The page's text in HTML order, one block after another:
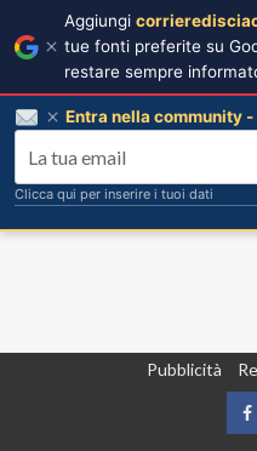
Pubblicità
Aggiungi
tue fonti preferite su
restare sempre
Entra nella community
Clicca qui per inserire i tuoi dati